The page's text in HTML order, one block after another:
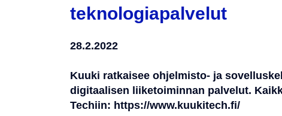
teknologiapalvelut
28.2.2022
Kuuki ratkaisee ohjelmisto- ja
digitaalisen liiketoiminnan palvelut.
Techiin: https://www.kuukitech.fi/